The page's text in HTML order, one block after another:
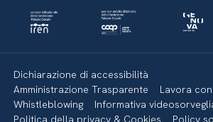
Dichiarazione di accessibilità
Amministrazione Trasparente
Lavora
Whistleblowing
Informativa
Politica della privacy & Cookies
Policy